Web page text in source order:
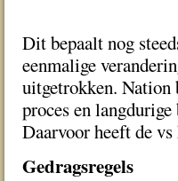
Dit bepaalt nog
eenmalige
uitgetrokken. Nation
proces en
Daarvoor heeft de
Gedragsregels